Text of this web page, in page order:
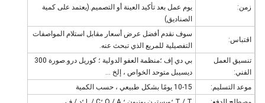
زمن:
يوم عمل بعد تأكيد العينة أو التصميم.(يعتمد على كمية
الصناديق)
اقتباس:
سوف نقدم أفضل عرض أسعار مقابل استلام المواصفات
التفصيلية للمربع الذي تبحث عنه.
تنسيق العمل
الفني:
بي دي إف ؛منظمة العفو الدولية ؛ كوريل درو.صورة 300
ديسيبل متوحد الخواص ، إلخ ...
موعد التسليم:
10-15 يومًا بشكل طبيعي ، حسب الكمية